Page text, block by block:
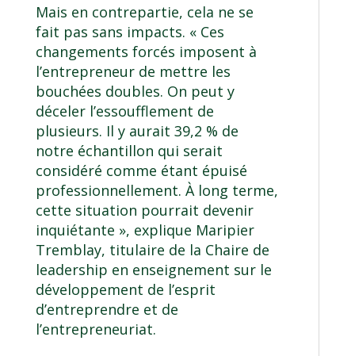
Mais en contrepartie, cela ne se
fait pas sans impacts. « Ces
changements forcés imposent à
l’entrepreneur de mettre les
bouchées doubles. On peut y
déceler l’essoufflement de
plusieurs. Il y aurait 39,2 % de
notre échantillon qui serait
considéré comme étant épuisé
professionnellement. À long terme,
cette situation pourrait devenir
inquiétante », explique Maripier
Tremblay, titulaire de la Chaire de
leadership en enseignement sur le
développement de l’esprit
d’entreprendre et de
l’entrepreneuriat.